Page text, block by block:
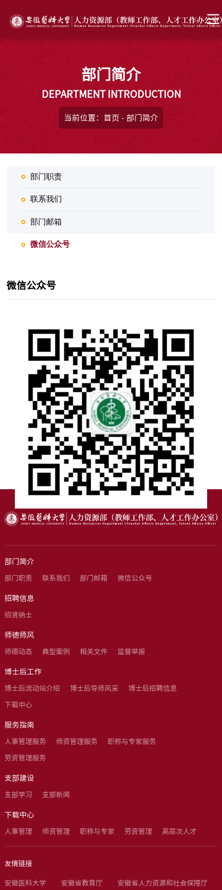
部门简介
DEPARTMENT INTRODUCTION
当前位置： 首页 - 部门简介
部门职责
联系我们
部门邮箱
微信公众号
微信公众号
部门简介
部门职责 联系我们 部门邮箱 微信公众号
招聘信息
招贤纳士
师德师风
师德动态 典型案例 相关文件 监督举报
博士后工作
博士后流动站介绍 博士后导师风采 博士后招聘信息
下载中心
服务指南
人事管理服务 师资管理服务 职称与专家服务
劳资管理服务
支部建设
支部学习 支部新闻
下载中心
人事管理 师资管理 职称与专家 劳资管理 高层次人才
友情链接
安徽医科大学 安徽省教育厅 安徽省人力资源和社会保障厅